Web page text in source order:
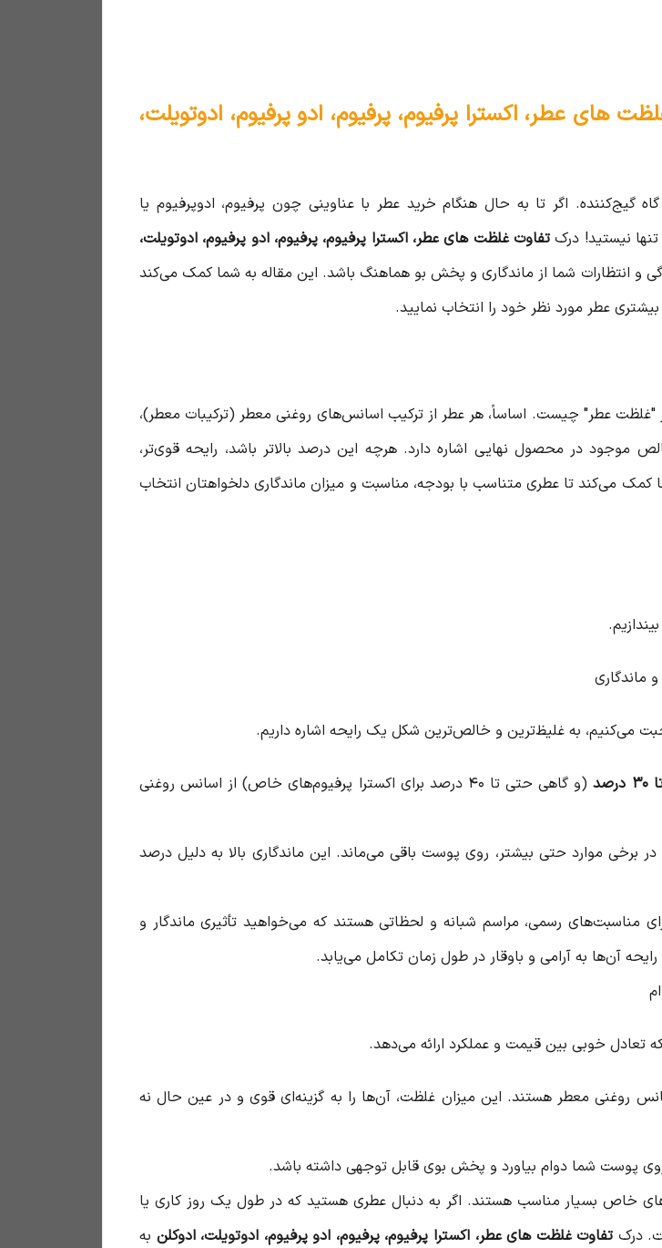
های عطر، اکسترا پرفیوم، پرفیوم، ادو پرفیوم، ادوتویلت،
گیج‌کننده. اگر تا به حال هنگام خرید عطر با عناوینی چون پرفیوم، ادوپرفیوم یا
تنها نیستید! درکتفاوت غلظت های عطر، اکسترا پرفیوم، پرفیوم، ادو پرفیوم، ادوتویلت،
و انتظارات شما از ماندگاری و پخش بو هماهنگ باشد. این مقاله به شما کمک می‌کند
عطر مورد نظر خود را انتخاب نمایید.
"غلظت عطر" چیست. اساساً، هر عطر از ترکیب اسانس‌های روغنی معطر (ترکیبات معطر)،
در محصول نهایی اشاره دارد. هرچه این درصد بالاتر باشد، رایحه قوی‌تر،
کمک می‌کند تا عطری متناسب با بودجه، مناسبت و میزان ماندگاری دلخواهتان انتخاب
(و گاهی حتی تا ۴۰ درصد برای اکسترا پرفیوم‌های خاص) از اسانس روغنی
در برخی موارد حتی بیشتر، روی پوست باقی می‌ماند. این ماندگاری بالا به دلیل درصد
مناسبت‌های رسمی، مراسم شبانه و لحظاتی هستند که می‌خواهید تأثیری ماندگار و
آن‌ها به آرامی و باوقار در طول زمان تکامل می‌یابد.
تعادل خوبی بین قیمت و عملکرد ارائه می‌دهد.
روغنی معطر هستند. این میزان غلظت، آن‌ها را به گزینه‌ای قوی و در عین حال نه
پوست شما دوام بیاورد و پخش بوی قابل توجهی داشته باشد.
خاص بسیار مناسب هستند. اگر به دنبال عطری هستید که در طول یک روز کاری یا
درکتفاوت غلظت های عطر، اکسترا پرفیوم، پرفیوم، ادو پرفیوم، ادوتویلت، ادوکلن به